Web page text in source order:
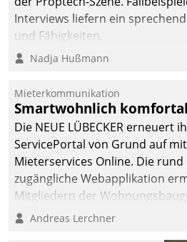
Interviews liefern ein
und Fähigkeiten.
Nadja Hußmann
Mieterkommunikation
Smartwohnlich
Die NEUE LÜBECKER erneuert
ServicePortal von Grund auf
Mieterservices Online. Die
zugängliche Webapplikation
Mitgliedern der
Kontaktaufnahme per
Andreas Lerchner